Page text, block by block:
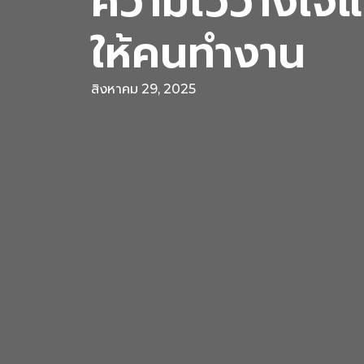
ให้คนทำงาน
สิงหาคม 29, 2025